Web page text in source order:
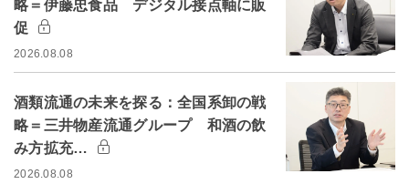
略＝伊藤忠食品 デジタル接点軸に販
促
2026.08.08
酒類流通の未来を探る：全国系卸の戦
略＝三井物産流通グループ 和酒の飲
み方拡充…
2026.08.08